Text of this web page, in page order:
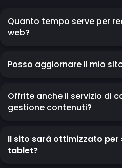
Quanto tempo serve per
web?
Posso aggiornare il mio
Offrite anche il servizio di
gestione contenuti?
Il sito sarà ottimizzato per
tablet?